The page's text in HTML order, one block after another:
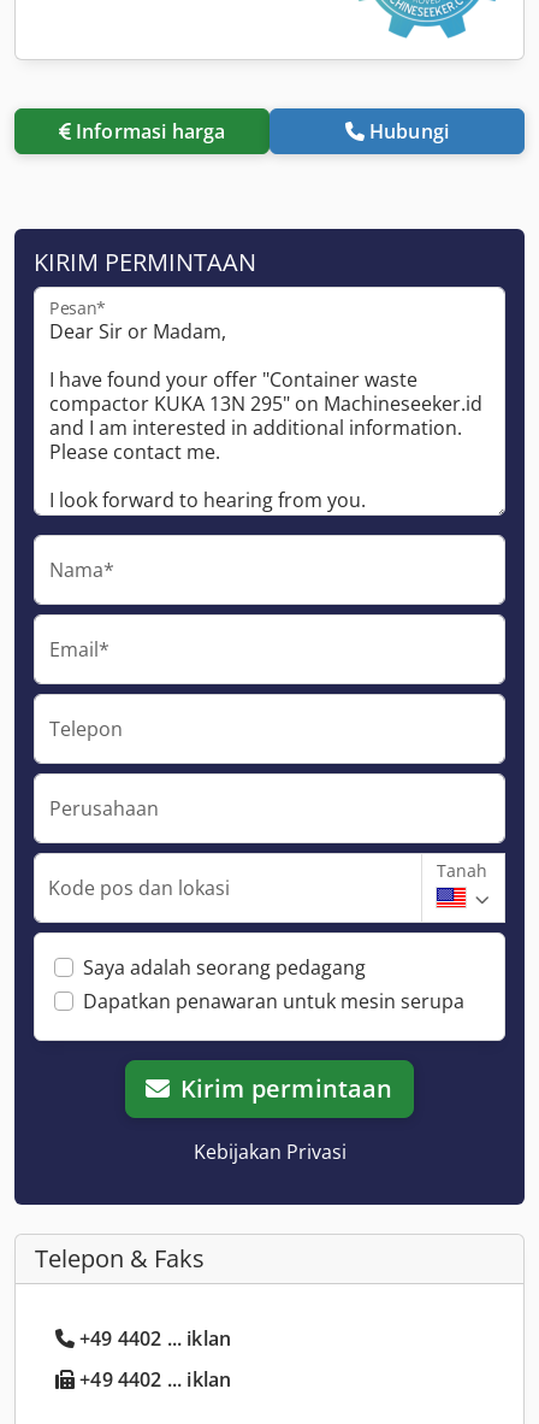
Informasi harga Hubungi
KIRIM PERMINTAAN
Pesan*
Nama*
Email*
Telepon
Perusahaan
Kode pos dan lokasi
Tanah
Saya adalah seorang pedagang
Dapatkan penawaran untuk mesin serupa
Kirim permintaan
Kebijakan Privasi
Telepon & Faks
+49 4402 ... iklan
+49 4402 ... iklan